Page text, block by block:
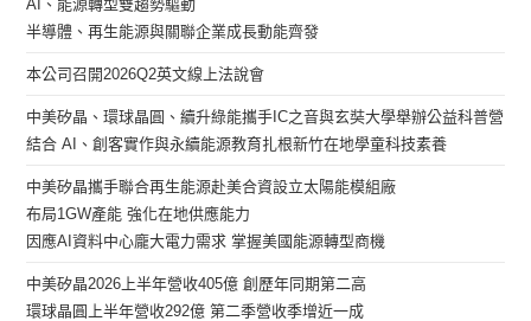
AI、能源轉型雙趨勢驅動
半導體、再生能源與關聯企業成長動能齊發
本公司召開2026Q2英文線上法說會
中美矽晶、環球晶圓、續升綠能攜手IC之音與玄奘大學舉辦公益科普營
結合 AI、創客實作與永續能源教育扎根新竹在地學童科技素養
中美矽晶攜手聯合再生能源赴美合資設立太陽能模組廠
布局1GW產能 強化在地供應能力
因應AI資料中心龐大電力需求 掌握美國能源轉型商機
中美矽晶2026上半年營收405億 創歷年同期第二高
環球晶圓上半年營收292億 第二季營收季增近一成